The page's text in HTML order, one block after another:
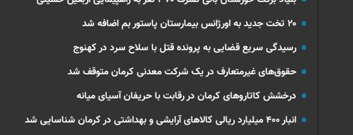
۲۰ تخت جدید به اورژانس بیمارستان پاستور بم اضافه شد
رسیدگی سریع قضایی به پرونده قتل با سلاح سرد در کهنوج
حقوق‌های غیرمتعارف در یک شرکت معدنی کرمان متوقف شد
درخشش کاتاروهای کرمان در رقابت با حریفان آسیای میانه
انبار ۴۰۰ میلیارد ریالی کالاهای آرایشی و بهداشتی در کرمان شناسایی شد